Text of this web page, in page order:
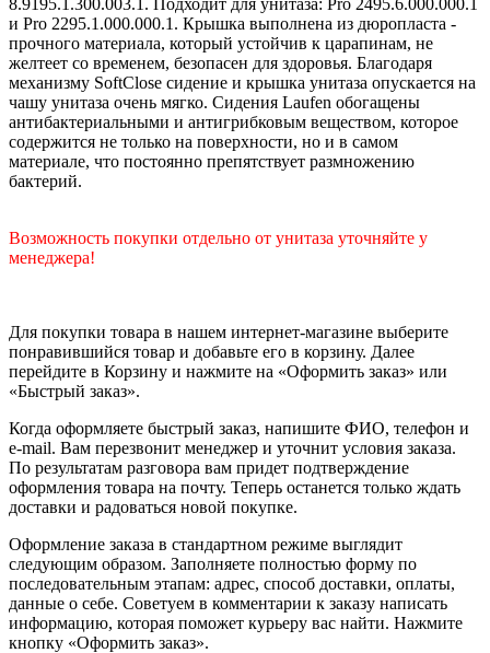
и Pro 2295.1.000.000.1. Крышка выполнена из дюропласта -
прочного материала, который устойчив к царапинам, не
желтеет со временем, безопасен для здоровья. Благодаря
механизму SoftClose сидение и крышка унитаза опускается на
чашу унитаза очень мягко. Сидения Laufen обогащены
антибактериальными и антигрибковым веществом, которое
содержится не только на поверхности, но и в самом
материале, что постоянно препятствует размножению
бактерий.
Возможность покупки отдельно от унитаза уточняйте у
менеджера!
Для покупки товара в нашем интернет-магазине выберите
понравившийся товар и добавьте его в корзину. Далее
перейдите в Корзину и нажмите на «Оформить заказ» или
«Быстрый заказ».
Когда оформляете быстрый заказ, напишите ФИО, телефон и
e-mail. Вам перезвонит менеджер и уточнит условия заказа.
По результатам разговора вам придет подтверждение
оформления товара на почту. Теперь останется только ждать
доставки и радоваться новой покупке.
Оформление заказа в стандартном режиме выглядит
следующим образом. Заполняете полностью форму по
последовательным этапам: адрес, способ доставки, оплаты,
данные о себе. Советуем в комментарии к заказу написать
информацию, которая поможет курьеру вас найти. Нажмите
кнопку «Оформить заказ».